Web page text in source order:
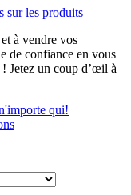
sur les produits
à vendre vos
de confiance en vous
Jetez un coup d’œil à